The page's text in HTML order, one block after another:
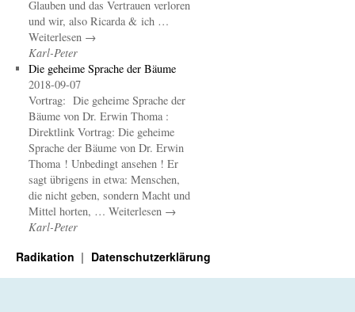
Glauben und das Vertrauen verloren
und wir, also Ricarda & ich …
Weiterlesen →
Karl-Peter
Die geheime Sprache der Bäume
2018-09-07
Vortrag: Die geheime Sprache der
Bäume von Dr. Erwin Thoma :
Direktlink Vortrag: Die geheime
Sprache der Bäume von Dr. Erwin
Thoma ! Unbedingt ansehen ! Er
sagt übrigens in etwa: Menschen,
die nicht geben, sondern Macht und
Mittel horten, … Weiterlesen →
Karl-Peter
Radikation Datenschutzerklärung